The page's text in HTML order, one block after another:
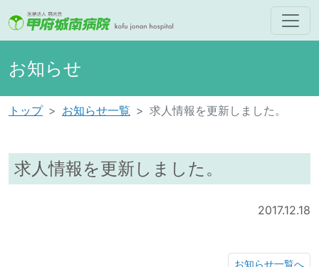
お知らせ
トップ お知らせ一覧 求人情報を更新しました。
求人情報を更新しました。
2017.12.18
お知らせ一覧へ